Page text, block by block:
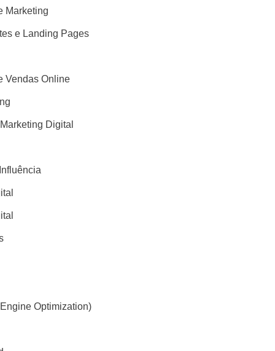
Marketing
e Landing Pages
Vendas Online
Digital
Optimization)